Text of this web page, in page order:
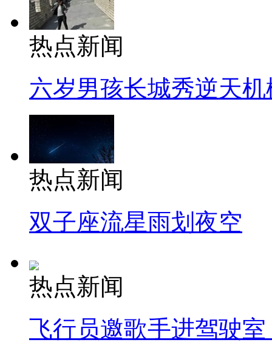
热点新闻
六岁男孩长城秀逆天机
热点新闻
双子座流星雨划夜空
热点新闻
飞行员邀歌手进驾驶